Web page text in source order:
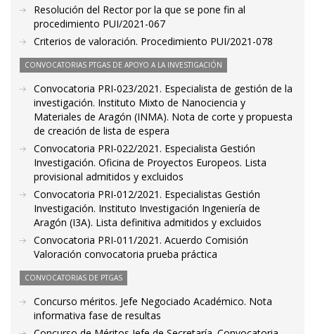
Resolución del Rector por la que se pone fin al
procedimiento PUI/2021-067
Criterios de valoración. Procedimiento PUI/2021-078
CONVOCATORIAS PTGAS DE APOYO A LA INVESTIGACIÓN
Convocatoria PRI-023/2021. Especialista de gestión de la
investigación. Instituto Mixto de Nanociencia y
Materiales de Aragón (INMA). Nota de corte y propuesta
de creación de lista de espera
Convocatoria PRI-022/2021. Especialista Gestión
Investigación. Oficina de Proyectos Europeos. Lista
provisional admitidos y excluidos
Convocatoria PRI-012/2021. Especialistas Gestión
Investigación. Instituto Investigación Ingeniería de
Aragón (I3A). Lista definitiva admitidos y excluidos
Convocatoria PRI-011/2021. Acuerdo Comisión
Valoración convocatoria prueba práctica
CONVOCATORIAS DE PTGAS
Concurso méritos. Jefe Negociado Académico. Nota
informativa fase de resultas